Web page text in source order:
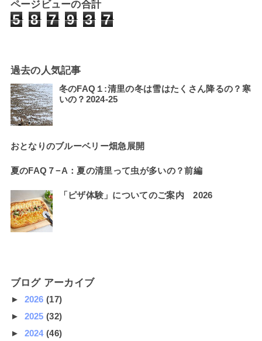
ページビューの合計
5 8 7 9 3 7
過去の人気記事
冬のFAQ１:清里の冬は雪はたくさん降るの？寒
いの？2024-25
おとなりのブルーベリー畑急展開
夏のFAQ７−A：夏の清里って虫が多いの？前編
「ピザ体験」についてのご案内 2026
ブログ アーカイブ
► 2026(17)
► 2025(32)
► 2024(46)